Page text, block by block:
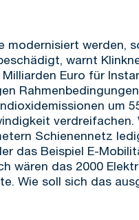
modernisiert werden,
warnt
Euro für
um
verdreifachen.
Schienennetz
das Beispiel E-
wären das 2000
Wie soll sich das